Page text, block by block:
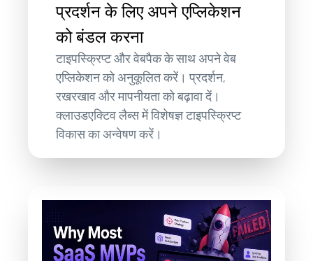
प्रदर्शन के लिए अपने एप्लिकेशन
को बंडल करना
टाइपस्क्रिप्ट और वेबपैक के साथ अपने वेब
एप्लिकेशन को अनुकूलित करें। प्रदर्शन,
रखरखाव और मापनीयता को बढ़ावा दें।
क्लाउडएक्टिव लैब्स में विशेषज्ञ टाइपस्क्रिप्ट
विकास का अन्वेषण करें।